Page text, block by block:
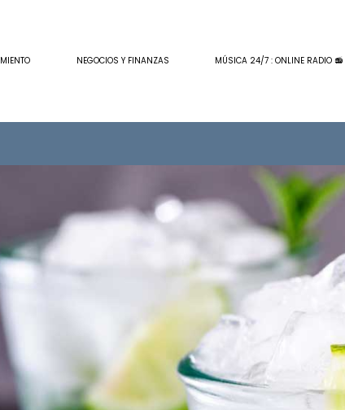
NEGOCIOS Y FINANZAS MÚSICA 24/7 : ONLINE RADIO 📻